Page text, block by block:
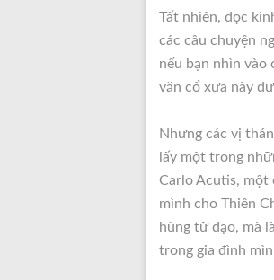
Tất nhiên, đọc
các câu chuyện
nếu bạn nhìn vào
văn cổ xưa này
Nhưng các vị
lấy một trong
Carlo Acutis, một
mình cho Thiên
hùng tử đạo, mà
trong gia đình